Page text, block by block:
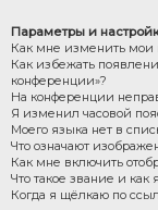
Параметры и
Как мне изменить мои
Как избежать
конференции»?
На конференции
Я изменил часовой
Моего языка нет в
Что означают
Как мне включить
Что такое звание и как
Когда я щёлкаю по